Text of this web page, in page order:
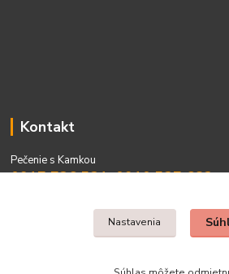
Kontakt
Pečenie s Kamkou
0917 736 531, 0910 537 682
Nastavenia